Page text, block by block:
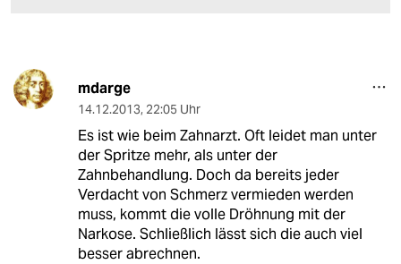
mdarge
14.12.2013, 22:05 Uhr
Es ist wie beim Zahnarzt. Oft leidet man unter
der Spritze mehr, als unter der
Zahnbehandlung. Doch da bereits jeder
Verdacht von Schmerz vermieden werden
muss, kommt die volle Dröhnung mit der
Narkose. Schließlich lässt sich die auch viel
besser abrechnen.